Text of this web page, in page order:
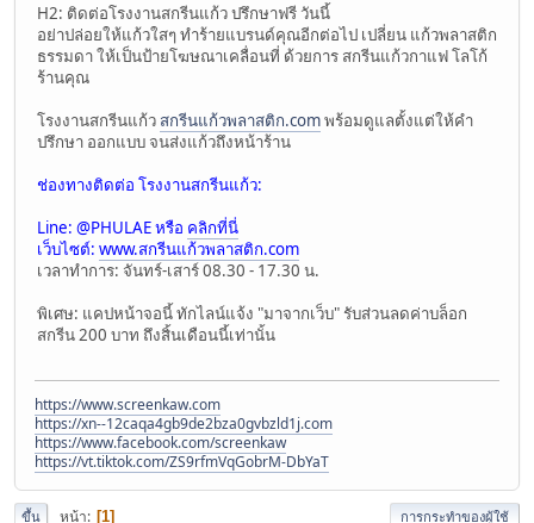
H2: ติดต่อโรงงานสกรีนแก้ว ปรึกษาฟรี วันนี้
อย่าปล่อยให้แก้วใสๆ ทำร้ายแบรนด์คุณอีกต่อไป เปลี่ยน แก้วพลาสติก
ธรรมดา ให้เป็นป้ายโฆษณาเคลื่อนที่ ด้วยการ สกรีนแก้วกาแฟ โลโก้
ร้านคุณ
โรงงานสกรีนแก้ว สกรีนแก้วพลาสติก.comพร้อมดูแลตั้งแต่ให้คำ
ปรึกษา ออกแบบ จนส่งแก้วถึงหน้าร้าน
ช่องทางติดต่อ โรงงานสกรีนแก้ว:
Line: @PHULAE หรือ คลิกที่นี่
เว็บไซต์: www.สกรีนแก้วพลาสติก.com
เวลาทำการ: จันทร์-เสาร์ 08.30 - 17.30 น.
พิเศษ: แคปหน้าจอนี้ ทักไลน์แจ้ง "มาจากเว็บ" รับส่วนลดค่าบล็อก
สกรีน 200 บาท ถึงสิ้นเดือนนี้เท่านั้น
https://www.screenkaw.com
https://xn--12caqa4gb9de2bza0gvbzld1j.com
https://www.facebook.com/screenkaw
https://vt.tiktok.com/ZS9rfmVqGobrM-DbYaT
ขึ้น หน้า 1 การกระทำของผู้ใช้